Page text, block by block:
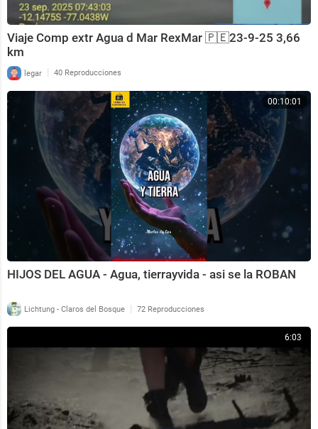
Viaje Comp extr Agua d Mar RexMar 🇵🇪23-9-25 3,66
km
legar | 40 Reproducciones
00:10:01
HIJOS DEL AGUA - Agua, tierrayvida - asi se la ROBAN
Lichtung - Claros del Bosque | 72 Reproducciones
6:03